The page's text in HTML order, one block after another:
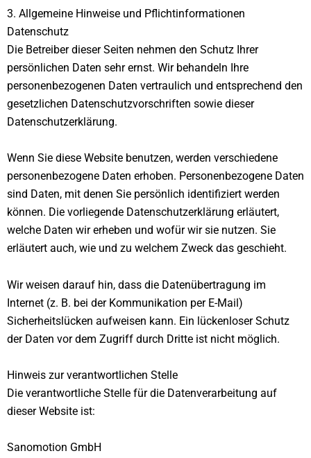
3. Allgemeine Hinweise und Pflicht­informationen
Datenschutz
Die Betreiber dieser Seiten nehmen den Schutz Ihrer
persönlichen Daten sehr ernst. Wir behandeln Ihre
personenbezogenen Daten vertraulich und entsprechend den
gesetzlichen Datenschutzvorschriften sowie dieser
Datenschutzerklärung.
Wenn Sie diese Website benutzen, werden verschiedene
personenbezogene Daten erhoben. Personenbezogene Daten
sind Daten, mit denen Sie persönlich identifiziert werden
können. Die vorliegende Datenschutzerklärung erläutert,
welche Daten wir erheben und wofür wir sie nutzen. Sie
erläutert auch, wie und zu welchem Zweck das geschieht.
Wir weisen darauf hin, dass die Datenübertragung im
Internet (z. B. bei der Kommunikation per E-Mail)
Sicherheitslücken aufweisen kann. Ein lückenloser Schutz
der Daten vor dem Zugriff durch Dritte ist nicht möglich.
Hinweis zur verantwortlichen Stelle
Die verantwortliche Stelle für die Datenverarbeitung auf
dieser Website ist:
Sanomotion GmbH